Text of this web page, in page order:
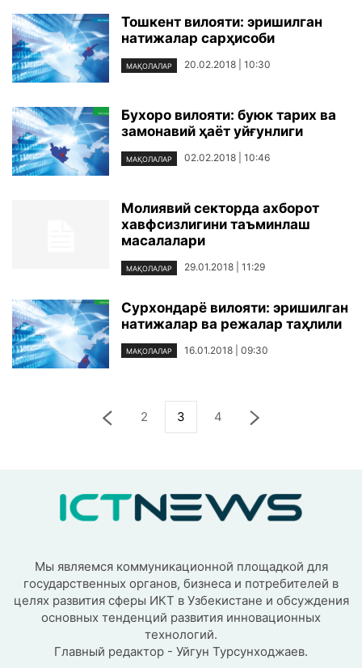
Тошкент вилояти: эришилган
натижалар сарҳисоби
МАҚОЛАЛАР 20.02.2018 | 10:30
Бухоро вилояти: буюк тарих ва
замонавий ҳаёт уйғунлиги
МАҚОЛАЛАР 02.02.2018 | 10:46
Молиявий секторда ахборот
хавфсизлигини таъминлаш
масалалари
МАҚОЛАЛАР 29.01.2018 | 11:29
Сурхондарё вилояти: эришилган
натижалар ва режалар таҳлили
МАҚОЛАЛАР 16.01.2018 | 09:30
2 3 4
Мы являемся коммуникационной площадкой для
государственных органов, бизнеса и потребителей в
целях развития сферы ИКТ в Узбекистане и обсуждения
основных тенденций развития инновационных
технологий.
Главный редактор - Уйгун Турсунходжаев.